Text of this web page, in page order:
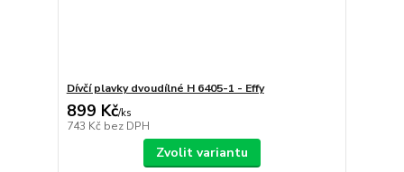
Dívčí plavky dvoudílné H 6405-1 - Effy
899 Kč/ks
743 Kč bez DPH
Zvolit variantu